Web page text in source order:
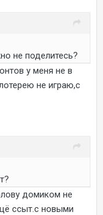
не поделитесь?
у меня не в
не играю,с
домиком не
ссыт.с новыми